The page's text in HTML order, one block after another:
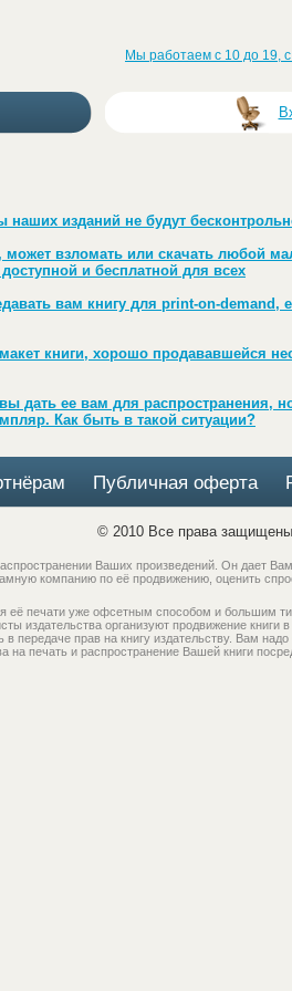
Мы работаем с 10 до 19,
наших изданий не будут
может взломать или скачать любой
и бесплатной для всех
вам книгу для print-on-demand,
книги, хорошо продававшейся
дать ее вам для распространения,
Как быть в такой ситуации?
Публичная оферта
© 2010 Все права
Ваших произведений. Он дает
компанию по её продвижению, оценить
её печати уже офсетным способом и большим
издательства организуют продвижение книги
передаче прав на книгу издательству. Вам
печать и распространение Вашей книги